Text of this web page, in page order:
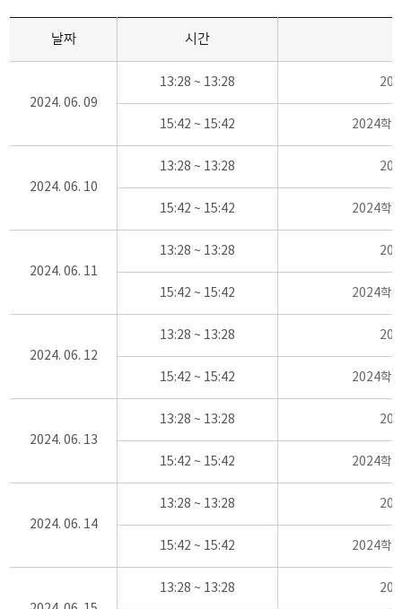
날짜 시간
2024. 06. 09
13:28 ~ 13:28
15:42 ~ 15:42 2024학
2024. 06. 10
13:28 ~ 13:28
15:42 ~ 15:42 2024학
2024. 06. 11
13:28 ~ 13:28
15:42 ~ 15:42 2024학
2024. 06. 12
13:28 ~ 13:28
15:42 ~ 15:42 2024학
2024. 06. 13
13:28 ~ 13:28
15:42 ~ 15:42 2024학
2024. 06. 14
13:28 ~ 13:28
15:42 ~ 15:42 2024학
13:28 ~ 13:28